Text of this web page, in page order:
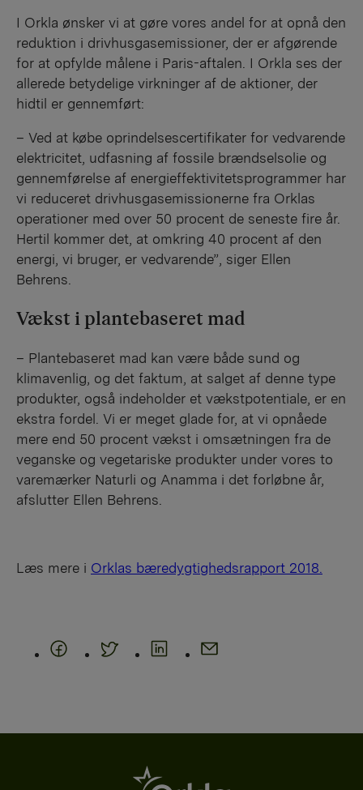
I Orkla ønsker vi at gøre vores andel for at opnå den
reduktion i drivhusgasemissioner, der er afgørende
for at opfylde målene i Paris-aftalen. I Orkla ses der
allerede betydelige virkninger af de aktioner, der
hidtil er gennemført:
– Ved at købe oprindelsescertifikater for vedvarende
elektricitet, udfasning af fossile brændselsolie og
gennemførelse af energieffektivitetsprogrammer har
vi reduceret drivhusgasemissionerne fra Orklas
operationer med over 50 procent de seneste fire år.
Hertil kommer det, at omkring 40 procent af den
energi, vi bruger, er vedvarende”, siger Ellen
Behrens.
Vækst i plantebaseret mad
– Plantebaseret mad kan være både sund og
klimavenlig, og det faktum, at salget af denne type
produkter, også indeholder et vækstpotentiale, er en
ekstra fordel. Vi er meget glade for, at vi opnåede
mere end 50 procent vækst i omsætningen fra de
veganske og vegetariske produkter under vores to
varemærker Naturli og Anamma i det forløbne år,
afslutter Ellen Behrens.
Læs mere i Orklas bæredygtighedsrapport 2018.